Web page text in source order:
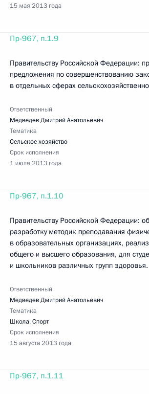
15 мая 2013 года
Пр-967, п.1.9
Правительству Российской Федерации:
предложения по совершенствованию
в отдельных сферах
Ответственный
Медведев Дмитрий Анатольевич
Тематика
Сельское хозяйство
Срок исполнения
1 июля 2013 года
Пр-967, п.1.10
Правительству Российской Федерации:
разработку методик преподавания
в образовательных организациях,
общего и высшего образования, для
и школьников различных групп здоровья.
Ответственный
Медведев Дмитрий Анатольевич
Тематика
Школа,Спорт
Срок исполнения
15 августа 2013 года
Пр-967, п.1.11